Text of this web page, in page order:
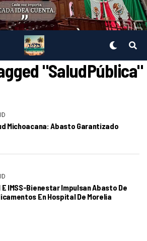
"SaludPública"
Michoacana: Abasto Garantizado
E IMSS-Bienestar Impulsan Abasto De
En Hospital De Morelia